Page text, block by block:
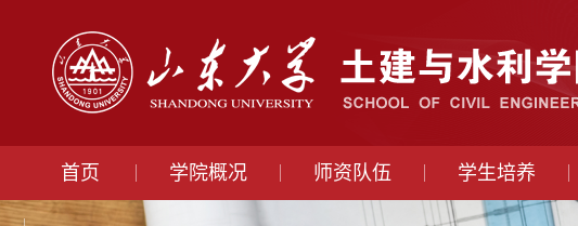
首页 学院概况 师资队伍 学生培养